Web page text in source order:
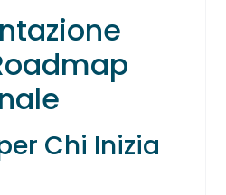
Chi Inizia